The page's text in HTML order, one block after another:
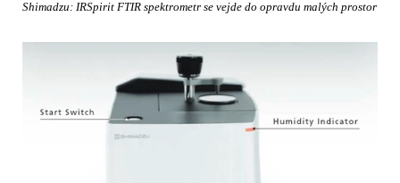
Shimadzu: IRSpirit FTIR spektrometr se vejde do opravdu malých prostor